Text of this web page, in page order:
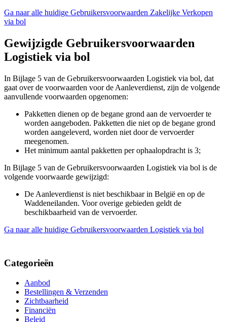
Ga naar alle huidige Gebruikersvoorwaarden Zakelijke Verkopen
via bol
Gewijzigde Gebruikersvoorwaarden
Logistiek via bol
In Bijlage 5 van de Gebruikersvoorwaarden Logistiek via bol, dat
gaat over de voorwaarden voor de Aanleverdienst, zijn de volgende
aanvullende voorwaarden opgenomen:
Pakketten dienen op de begane grond aan de vervoerder te
worden aangeboden. Pakketten die niet op de begane grond
worden aangeleverd, worden niet door de vervoerder
meegenomen.
Het minimum aantal pakketten per ophaalopdracht is 3;
In Bijlage 5 van de Gebruikersvoorwaarden Logistiek via bol is de
volgende voorwaarde gewijzigd:
De Aanleverdienst is niet beschikbaar in België en op de
Waddeneilanden. Voor overige gebieden geldt de
beschikbaarheid van de vervoerder.
Ga naar alle huidige Gebruikersvoorwaarden Logistiek via bol
Categorieën
Aanbod
Bestellingen & Verzenden
Zichtbaarheid
Financiën
Beleid